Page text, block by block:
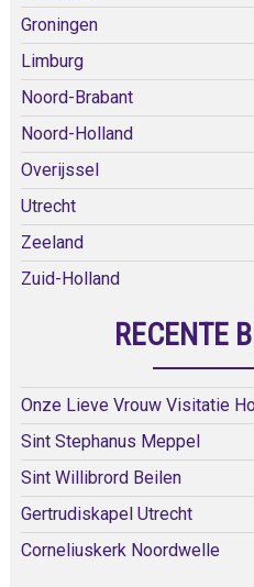
Groningen
Limburg
Noord-Brabant
Noord-Holland
Overijssel
Utrecht
Zeeland
Zuid-Holland
RECENTE
Onze Lieve Vrouw Visitatie
Sint Stephanus Meppel
Sint Willibrord Beilen
Gertrudiskapel Utrecht
Corneliuskerk Noordwelle